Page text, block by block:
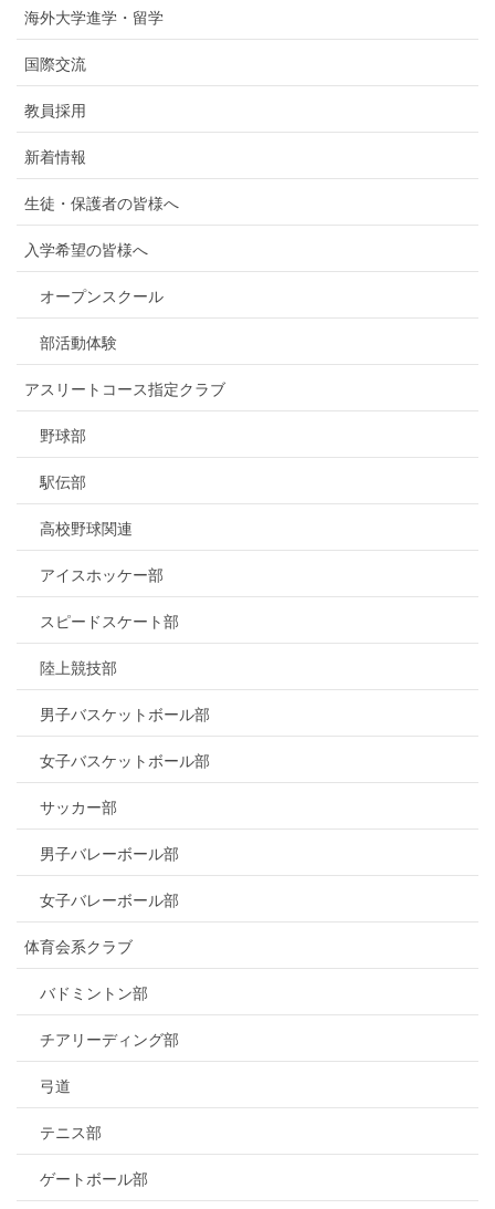
海外大学進学・留学
国際交流
教員採用
新着情報
生徒・保護者の皆様へ
入学希望の皆様へ
オープンスクール
部活動体験
アスリートコース指定クラブ
野球部
駅伝部
高校野球関連
アイスホッケー部
スピードスケート部
陸上競技部
男子バスケットボール部
女子バスケットボール部
サッカー部
男子バレーボール部
女子バレーボール部
体育会系クラブ
バドミントン部
チアリーディング部
弓道
テニス部
ゲートボール部